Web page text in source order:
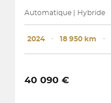
Automatique | Hybride
2024 ･ 18 950 km ･
40 090 €